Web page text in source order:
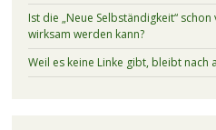
Ist die „Neue Selbständigkeit“
wirksam werden kann?
Weil es keine Linke gibt, bleibt nach